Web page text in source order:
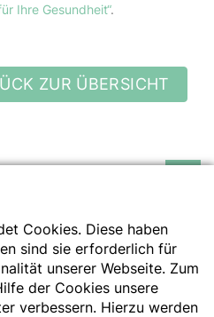
Ihre Gesundheit“.
ZUR ÜBERSICHT
für
Ernährung e. V.
Cookies. Diese haben
sind sie erforderlich für
unserer Webseite. Zum
der Cookies unsere
verbessern. Hierzu werden